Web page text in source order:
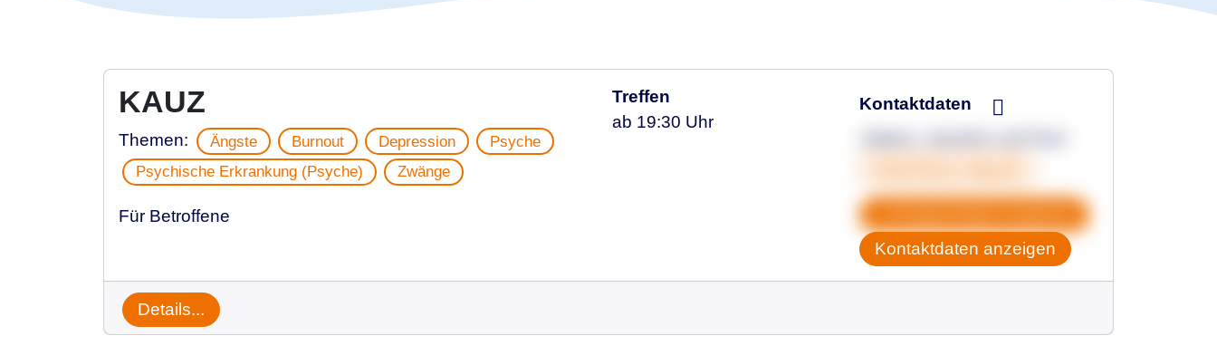
KAUZ
Themen: Ängste Burnout Depression
Psyche
Psychische Erkrankung (Psyche)
Zwänge
Für Betroffene
Treffen
ab 19:30 Uhr
Kontaktdaten
Kontaktdaten anzeigen
Details...